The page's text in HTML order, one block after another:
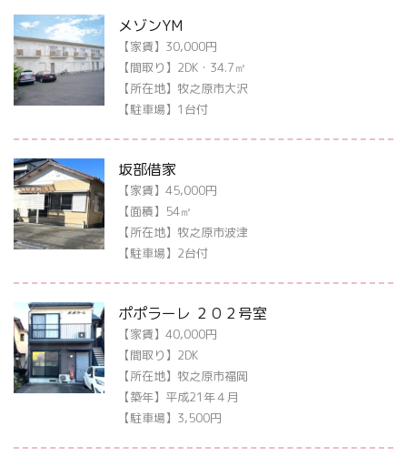
メゾンYM
【家賃】30,000円
【間取り】2DK・34.7㎡
【所在地】牧之原市大沢
【駐車場】1台付
坂部借家
【家賃】45,000円
【面積】54㎡
【所在地】牧之原市波津
【駐車場】2台付
ポポラーレ ２０２号室
【家賃】40,000円
【間取り】2DK
【所在地】牧之原市福岡
【築年】平成21年４月
【駐車場】3,500円